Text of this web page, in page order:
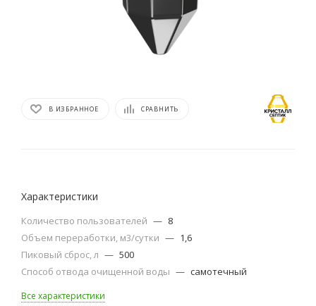
В ИЗБРАННОЕ СРАВНИТЬ
Характеристики
Количество пользователей — 8
Объем переработки, м3/сутки — 1,6
Пиковый сброс, л — 500
Способ отвода очищенной воды — самотечный
Все характеристики